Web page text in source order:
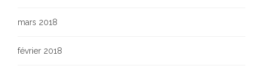
mars 2018
février 2018